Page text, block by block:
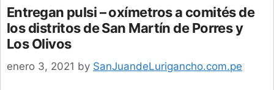
Entregan pulsi – oxímetros a comités de
los distritos de San Martín de Porres y
Los Olivos
enero 3, 2021 by SanJuandeLurigancho.com.pe